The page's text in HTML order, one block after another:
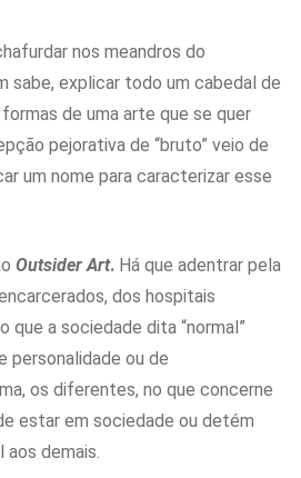
nos meandros do
sabe, explicar todo um cabedal de
de uma arte que se quer
pejorativa de “bruto” veio de
um nome para caracterizar esse
Outsider Art. Há que adentrar pela
dos hospitais
que a sociedade dita “normal”
personalidade ou de
os diferentes, no que concerne
estar em sociedade ou detém
aos demais.